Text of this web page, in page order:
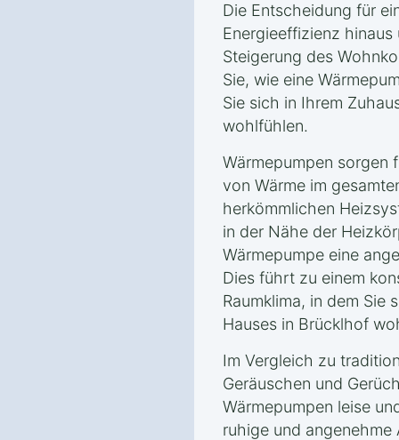
Die Entscheidung für
Energieeffizienz
Steigerung des
Sie, wie eine
Sie sich in Ihrem
wohlfühlen.
Wärmepumpen sorgen
von Wärme im
herkömmlichen
in der Nähe der
Wärmepumpe eine
Dies führt zu einem
Raumklima, in dem Sie
Hauses in Brücklhof
Im Vergleich zu
Geräuschen und
Wärmepumpen leise
ruhige und angenehme